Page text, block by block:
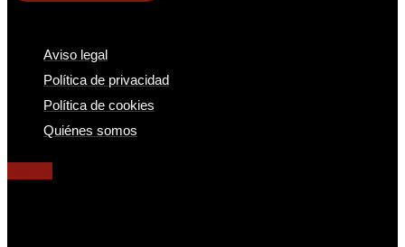
Aviso legal
Política de privacidad
Política de cookies
Quiénes somos